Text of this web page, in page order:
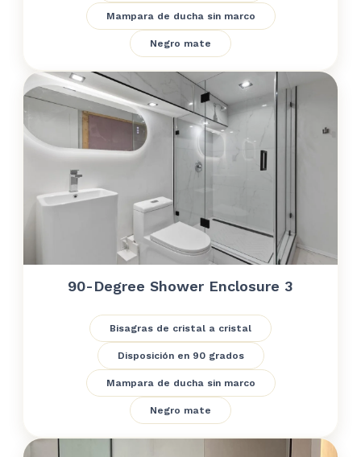
Mampara de ducha sin marco
Negro mate
90-Degree Shower Enclosure 3
Bisagras de cristal a cristal
Disposición en 90 grados
Mampara de ducha sin marco
Negro mate